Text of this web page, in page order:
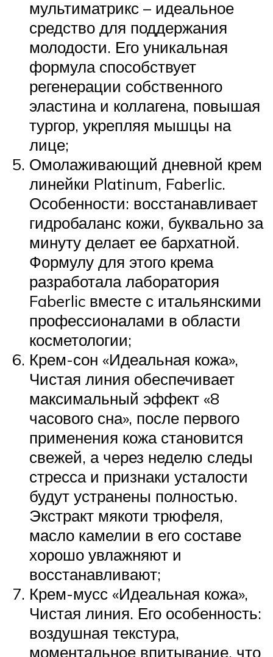
мультиматрикс – идеальное
средство для поддержания
молодости. Его уникальная
формула способствует
регенерации собственного
эластина и коллагена, повышая
тургор, укрепляя мышцы на
лице;
Омолаживающий дневной крем
линейки Platinum, Faberlic.
Особенности: восстанавливает
гидробаланс кожи, буквально за
минуту делает ее бархатной.
Формулу для этого крема
разработала лаборатория
Faberlic вместе с итальянскими
профессионалами в области
косметологии;
Крем-сон «Идеальная кожа»,
Чистая линия обеспечивает
максимальный эффект «8
часового сна», после первого
применения кожа становится
свежей, а через неделю следы
стресса и признаки усталости
будут устранены полностью.
Экстракт мякоти трюфеля,
масло камелии в его составе
хорошо увлажняют и
восстанавливают;
Крем-мусс «Идеальная кожа»,
Чистая линия. Его особенность:
воздушная текстура,
моментальное впитывание, что